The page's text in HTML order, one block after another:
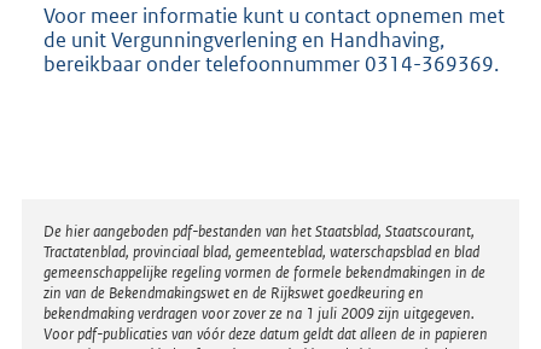
Voor meer informatie kunt u contact opnemen met
de unit Vergunningverlening en Handhaving,
bereikbaar onder telefoonnummer 0314-369369.
Disclaimer
De hier aangeboden pdf-bestanden van het Staatsblad, Staatscourant,
Tractatenblad, provinciaal blad, gemeenteblad, waterschapsblad en blad
gemeenschappelijke regeling vormen de formele bekendmakingen in de
zin van de Bekendmakingswet en de Rijkswet goedkeuring en
bekendmaking verdragen voor zover ze na 1 juli 2009 zijn uitgegeven.
Voor pdf-publicaties van vóór deze datum geldt dat alleen de in papieren